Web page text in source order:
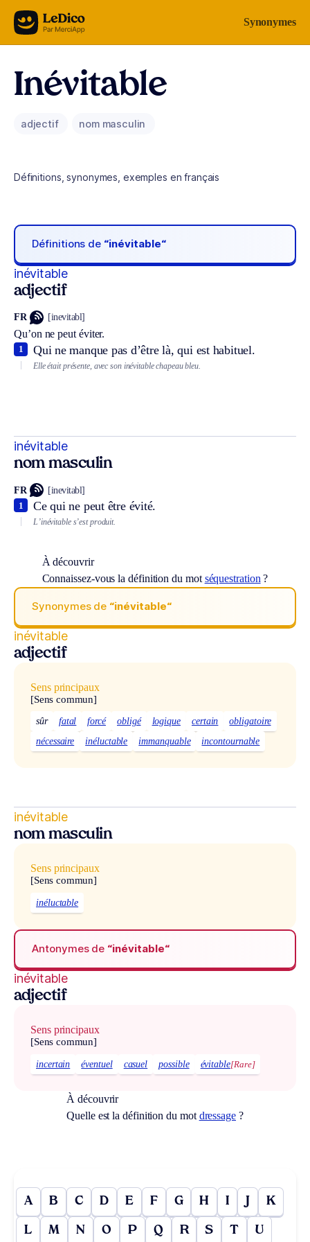
Aller au contenu Synonymes
Inévitable
adjectif nom masculin
Définitions, synonymes, exemples en français
Définitions de “inévitable“
inévitable
adjectif
FR [inevitabl]
Qu’on ne peut éviter.
Qui ne manque pas d’être là, qui est habituel.
1
Elle était présente, avec son inévitable chapeau bleu.
inévitable
nom masculin
FR [inevitabl]
Ce qui ne peut être évité.
1
L’inévitable s’est produit.
À découvrir
Connaissez-vous la définition du mot séquestration ?
Synonymes de “inévitable“
inévitable
adjectif
Sens principaux
[Sens commun]
sûr fatal forcé obligé logique certain
obligatoire
nécessaire
inéluctable immanquable incontournable
inévitable
nom masculin
Sens principaux
[Sens commun]
inéluctable
Antonymes de “inévitable“
inévitable
adjectif
Sens principaux
[Sens commun]
incertain éventuel casuel possible évitable[Rare]
À découvrir
Quelle est la définition du mot dressage?
A B C D E F G H I J K
L M N O P Q R S T U